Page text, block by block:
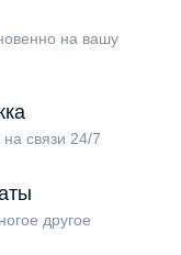
на вашу
связи 24/7
другое